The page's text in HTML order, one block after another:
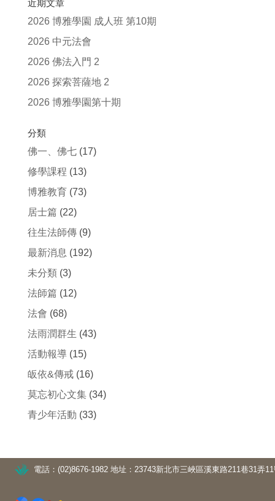
近期文章
2026 博雅學園 成人班 第10期
2026 中元法會
2026 佛法入門 2
2026 探索菩薩地 2
2026 博雅學園第十期
分類
佛一、佛七(17)
修學課程 (13)
博雅教育(73)
居士篇 (22)
往生法師傳(9)
最新消息 (192)
未分類(3)
法師篇 (12)
法會 (68)
法雨潤群生 (43)
活動報導(15)
皈依&傳戒(16)
莫忘初心文集(34)
青少年活動 (33)
電話：(02)8676-1982 地址：23743新北市三峽區溪東路211巷31弄